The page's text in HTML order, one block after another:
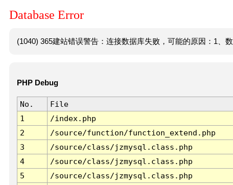
Database Error
(1040) 365建站错误警告：连接数据库失败，可能的原因：1、
PHP Debug
No. File
1
/index.php
2
/source/function/function_extend.php
3
/source/class/jzmysql.class.php
4
/source/class/jzmysql.class.php
5
/source/class/jzmysql.class.php